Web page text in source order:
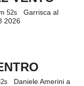
52s
Garrisca al
2026
Daniele Amerini a